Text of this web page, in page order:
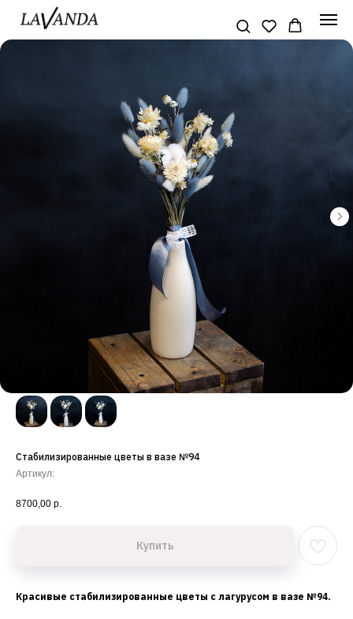
Стабилизированные цветы в вазе №94
Артикул:
8700,00 р.
Купить
Красивые стабилизированные цветы с лагурусом в вазе №94.